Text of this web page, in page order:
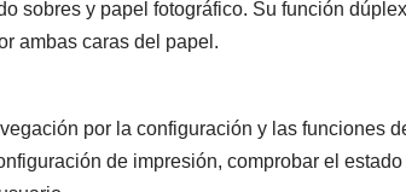
sobres y papel fotográfico. Su función dúplex
ambas caras del papel.
por la configuración y las funciones
de impresión, comprobar el estado